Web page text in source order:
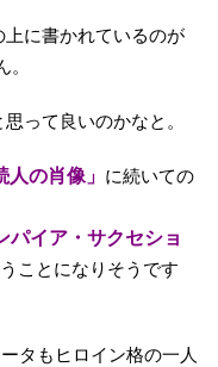
に書かれているのが
。
って良いのかなと。
人の肖像」 に続いての
パイア・サクセショ
ことになりそうです
タもヒロイン格の一人